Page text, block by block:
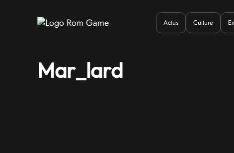
Où ?
Actus Culture
Mar_lard